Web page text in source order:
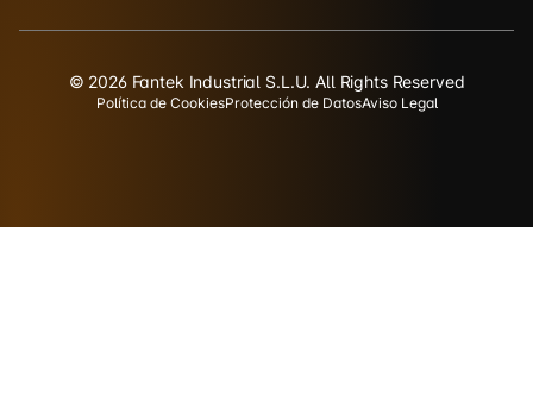
© 2026 Fantek Industrial S.L.U. All Rights Reserved
Política de CookiesProtección de DatosAviso Legal